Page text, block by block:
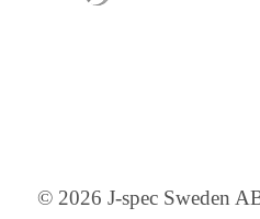
© 2026 J-spec Sweden